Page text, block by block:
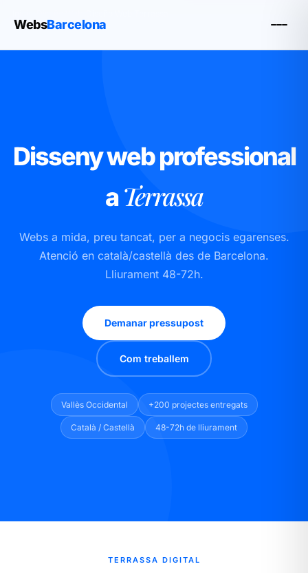
WebsBarcelona
Disseny web professional
aTerrassa
Webs a mida, preu tancat, per a negocis egarenses.
Atenció en català/castellà des de Barcelona.
Lliurament 48-72h.
Demanar pressupost
Com treballem
Vallès Occidental +200 projectes entregats
Català / Castellà 48-72h de lliurament
TERRASSA DIGITAL